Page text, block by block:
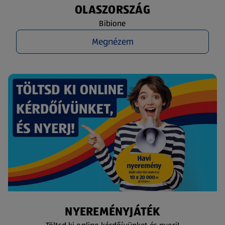
OLASZORSZÁG
Bibione
Megnézem
NYEREMÉNYJÁTÉK